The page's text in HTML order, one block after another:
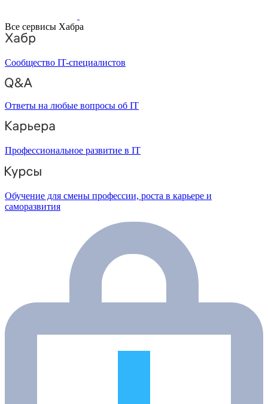
Все сервисы Хабра
Сообщество IT-специалистов
Ответы на любые вопросы об IT
Профессиональное развитие в IT
Обучение для смены профессии, роста в карьере и
саморазвития